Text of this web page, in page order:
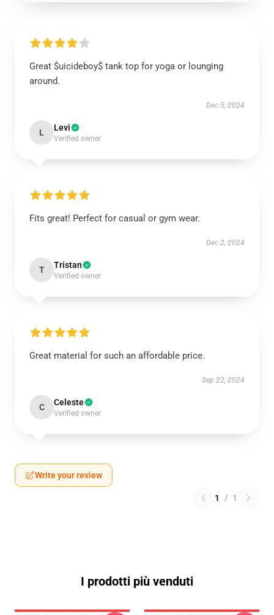
Great $uicideboy$ tank top for yoga or lounging
around.
Dec 5, 2024
L Levi
Verified owner
Fits great! Perfect for casual or gym wear.
Dec 2, 2024
T Tristan
Verified owner
Great material for such an affordable price.
Sep 22, 2024
C Celeste
Verified owner
Write your review
1 / 1
I prodotti più venduti